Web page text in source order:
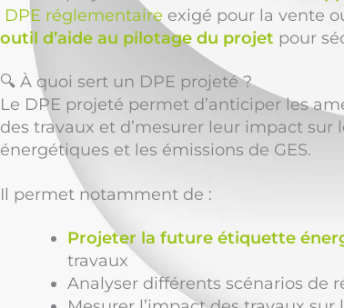
DPE réglementaire exigé pour la vente
outil d’aide au pilotage du projet pour
🔍 À quoi sert un DPE projeté ?
Le DPE projeté permet d’anticiper les
des travaux et d’mesurer leur impact sur
énergétiques et les émissions de GES.
Il permet notamment de :
Projeter la future étiquette
travaux
Analyser différents scénarios de